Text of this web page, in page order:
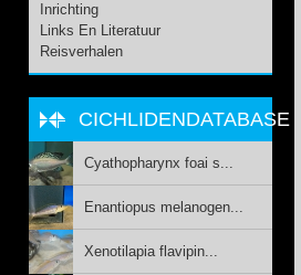
Inrichting
Links En Literatuur
Reisverhalen
CICHLIDENDATABASE
Cyathopharynx foai s...
Enantiopus melanogen...
Xenotilapia flavipin...